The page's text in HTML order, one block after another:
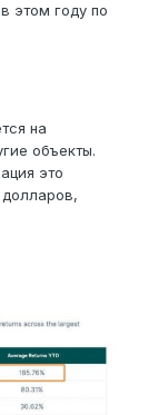
этом году по
на
объекты.
это